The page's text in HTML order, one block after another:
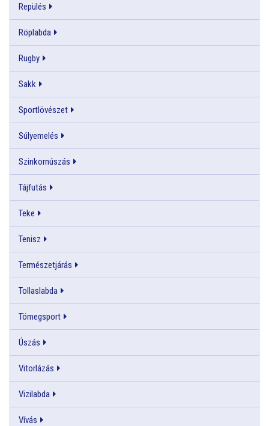
Repülés
Röplabda
Rugby
Sakk
Sportlövészet
Súlyemelés
Szinkornúszás
Tájfutás
Teke
Tenisz
Természetjárás
Tollaslabda
Tömegsport
Úszás
Vitorlázás
Vizilabda
Vívás